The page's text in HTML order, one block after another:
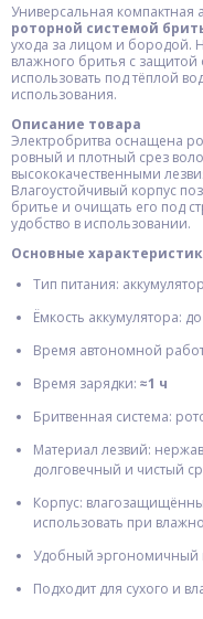
Универсальная компактная
роторной системой
ухода за лицом и бородой.
влажного бритья с защитой
использовать под тёплой
использования.
Описание товара
Электробритва оснащена
ровный и плотный срез
высококачественными
Влагоустойчивый корпус
бритье и очищать его под
удобство в использовании.
Основные
Тип питания:
Ёмкость аккумулятора: до
Время автономной
Время зарядки: ≈1 ч
Бритвенная система:
Материал лезвий:
долговечный и чистый
Корпус:
использовать при
Удобный эргономичный
Подходит для сухого и